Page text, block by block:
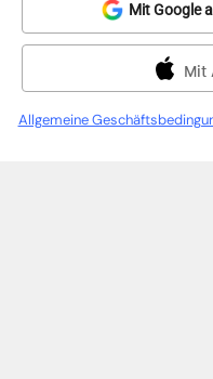
Mit Google
Mit
Allgemeine